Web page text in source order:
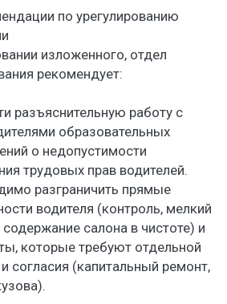
по урегулированию
изложенного, отдел
рекомендует:
разъяснительную работу с
образовательных
о недопустимости
трудовых прав водителей.
разграничить прямые
водителя (контроль, мелкий
салона в чистоте) и
которые требуют отдельной
согласия (капитальный ремонт,